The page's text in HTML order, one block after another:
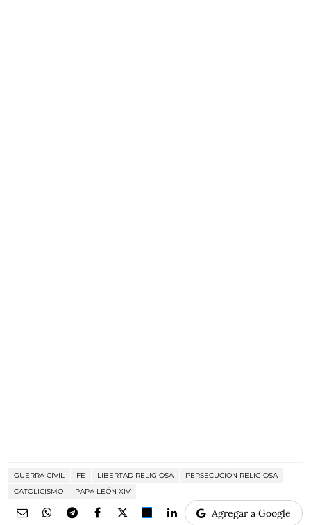
GUERRA CIVIL FE LIBERTAD RELIGIOSA
PERSECUCIÓN RELIGIOSA
CATOLICISMO
PAPA LEÓN XIV
Agregar a Google